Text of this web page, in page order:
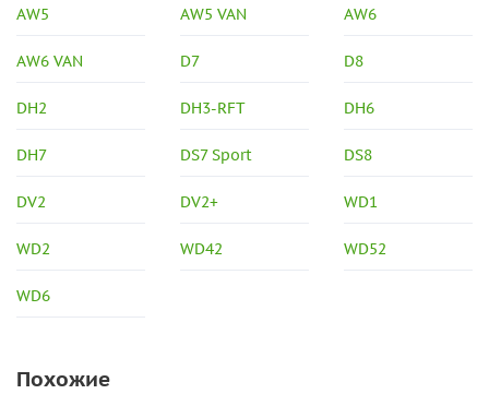
AW5 AW5 VAN AW6
AW6 VAN D7 D8
DH2 DH3-RFT DH6
DH7 DS7 Sport DS8
DV2 DV2+ WD1
WD2 WD42 WD52
WD6
Похожие